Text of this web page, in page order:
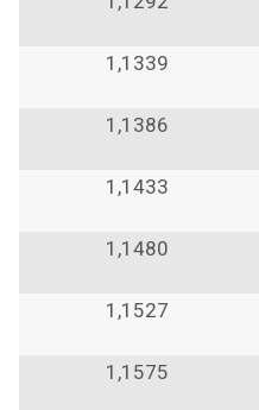
1,1339
1,1386
1,1433
1,1480
1,1527
1,1575